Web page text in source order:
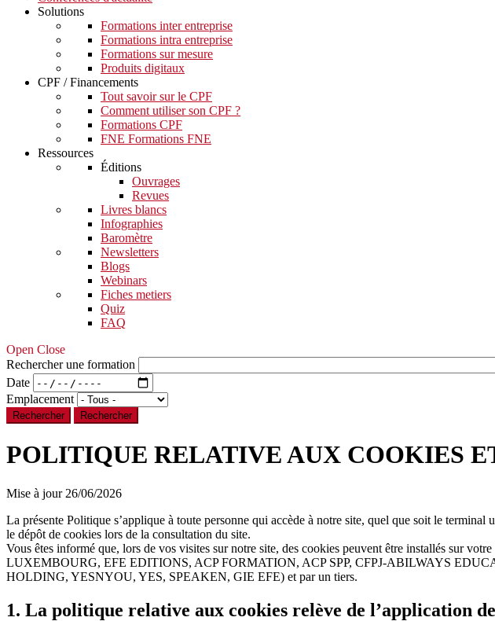
Solutions
Formations inter entreprise
Formations intra entreprise
Formations sur mesure
Produits digitaux
CPF / Financements
Tout savoir sur le CPF
Comment utiliser son CPF ?
Formations CPF
FNE Formations FNE
Ressources
Éditions
Ouvrages
Revues
Livres blancs
Infographies
Baromètre
Newsletters
Blogs
Webinars
Fiches metiers
Quiz
FAQ
Open Close
Rechercher une formation
Date
Emplacement
Rechercher
POLITIQUE RELATIVE AUX COOKIES
Mise à jour 26/06/2026
La présente Politique s’applique à toute personne qui accède à notre site, quel que soit le
le dépôt de cookies lors de la consultation du site.
Vous êtes informé que, lors de vos visites sur notre site, des cookies peuvent être installés
LUXEMBOURG, EFE EDITIONS, ACP FORMATION, ACP SPP, CFPJ-ABILWAYS
HOLDING, YESNYOU, YES, SPEAKEN, GIE EFE) et par un tiers.
1. La politique relative aux cookies relève de l’application